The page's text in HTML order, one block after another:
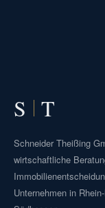
S T
Schneider Theißing
wirtschaftliche
Unternehmen in